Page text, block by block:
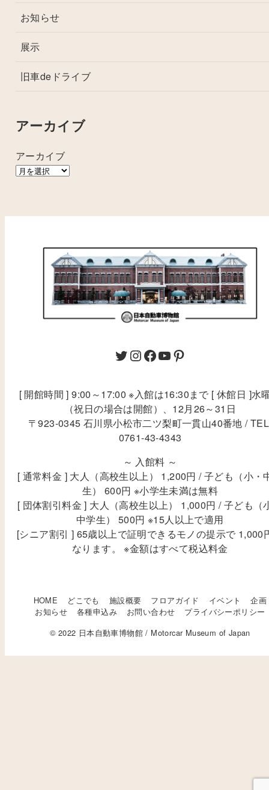
お知らせ
展示
旧車deドライブ
アーカイブ
アーカイブ
[ 開館時間 ] 9:00～17:00 ※入館は16:30まで [ 休館日 ]水
（祝日の場合は開館）、12月26～31日
〒923-0345 石川県小松市二ツ梨町一貫山40番地 /
0761-43-4343
～ 入館料 ～
[ 通常料金 ] 大人（高校生以上） 1,200円 / 子ども（小・
生） 600円 ※小学生未満は無料
[ 団体割引料金 ] 大人（高校生以上） 1,000円 / 子ども（
中学生） 500円 ※15人以上で適用
[シニア割引 ] 65歳以上で証明できるモノの提示で 1,000
なります。 ※金額はすべて税込料金
HOME どこでも 施設概要 フロアガイド イベント
企画
お知らせ
各種申込み お問い合わせ
プライバシーポリシー
© 2022 日本自動車博物館 / Motorcar Museum of Japan